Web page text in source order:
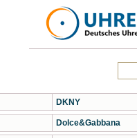
DKNY
Dolce&Gabbana